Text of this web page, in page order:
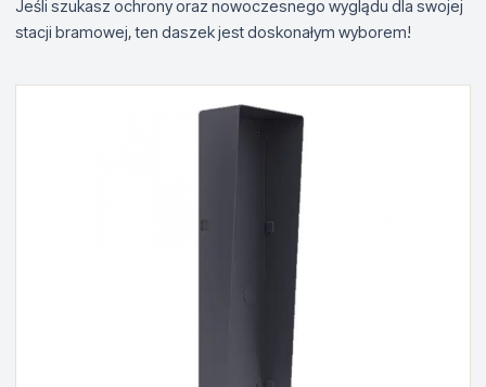
Jeśli szukasz ochrony oraz nowoczesnego wyglądu dla swojej
stacji bramowej, ten daszek jest doskonałym wyborem!